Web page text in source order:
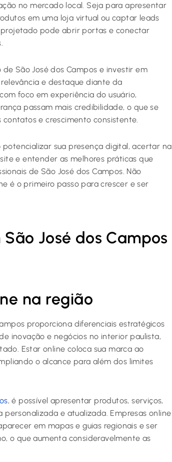
no mercado local. Seja para apresentar
em uma loja virtual ou captar leads
pode abrir portas e conectar
São José dos Campos e investir em
e destaque diante da
foco em experiência do usuário,
passam mais credibilidade, o que se
contatos e crescimento consistente.
sua presença digital, acertar na
e entender as melhores práticas que
de São José dos Campos. Não
é o primeiro passo para crescer e ser
José dos Campos
na região
proporciona diferenciais estratégicos
inovação e negócios no interior paulista,
Estar online coloca sua marca ao
o alcance para além dos limites
, é possível apresentar produtos, serviços,
e atualizada. Empresas online
em mapas e guias regionais e ser
o que aumenta consideravelmente as